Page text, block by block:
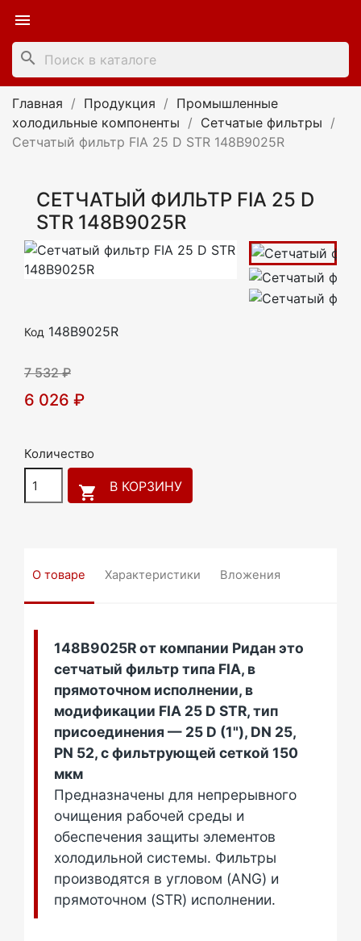

search
Главная Продукция
Промышленные
холодильные компоненты
Сетчатые фильтры
Сетчатый фильтр FIA 25 D STR 148B9025R
СЕТЧАТЫЙ ФИЛЬТР FIA 25 D
STR 148B9025R
Код 148B9025R
7 532 ₽
6 026 ₽
Количество
 В КОРЗИНУ
О товаре Характеристики Вложения
148B9025R от компании Ридан это
сетчатый фильтр типа FIA, в
прямоточном исполнении, в
модификации FIA 25 D STR, тип
присоединения — 25 D (1"), DN 25,
PN 52, c фильтрующей сеткой 150
мкм
Предназначены для непрерывного
очищения рабочей среды и
обеспечения защиты элементов
холодильной системы. Фильтры
производятся в угловом (ANG) и
прямоточном (STR) исполнении.